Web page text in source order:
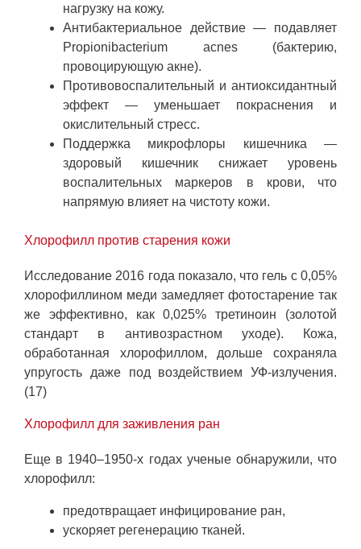
нагрузку на кожу.
Антибактериальное действие — подавляет
Propionibacterium acnes (бактерию,
провоцирующую акне).
Противовоспалительный и антиоксидантный
эффект — уменьшает покраснения и
окислительный стресс.
Поддержка микрофлоры кишечника —
здоровый кишечник снижает уровень
воспалительных маркеров в крови, что
напрямую влияет на чистоту кожи.
Хлорофилл против старения кожи
Исследование 2016 года показало, что гель с 0,05%
хлорофиллином меди замедляет фотостарение так
же эффективно, как 0,025% третиноин (золотой
стандарт в антивозрастном уходе). Кожа,
обработанная хлорофиллом, дольше сохраняла
упругость даже под воздействием УФ-излучения.
(17)
Хлорофилл для заживления ран
Еще в 1940–1950-х годах ученые обнаружили, что
хлорофилл:
предотвращает инфицирование ран,
ускоряет регенерацию тканей.